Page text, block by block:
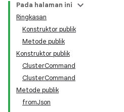
Pada halaman ini
Ringkasan
Konstruktor publik
Metode publik
Konstruktor publik
ClusterCommand
ClusterCommand
Metode publik
fromJson